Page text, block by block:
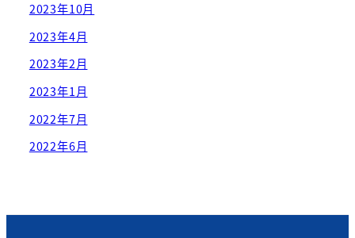
2023年10月
2023年4月
2023年2月
2023年1月
2022年7月
2022年6月